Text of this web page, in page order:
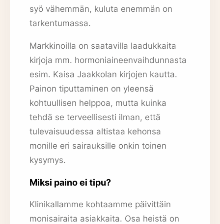
syö vähemmän, kuluta enemmän on
tarkentumassa.
Markkinoilla on saatavilla laadukkaita
kirjoja mm. hormoniaineenvaihdunnasta
esim. Kaisa Jaakkolan kirjojen kautta.
Painon tiputtaminen on yleensä
kohtuullisen helppoa, mutta kuinka
tehdä se terveellisesti ilman, että
tulevaisuudessa altistaa kehonsa
monille eri sairauksille onkin toinen
kysymys.
Miksi paino ei tipu?
Klinikallamme kohtaamme päivittäin
monisairaita asiakkaita. Osa heistä on